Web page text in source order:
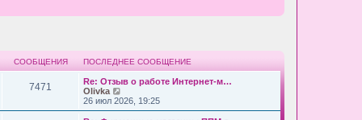
СООБЩЕНИЯ ПОСЛЕДНЕЕ СООБЩЕНИЕ
7471
Re: Отзыв о работе Интернет-м…
Olivka
е
р
26 июл 2026, 19:25